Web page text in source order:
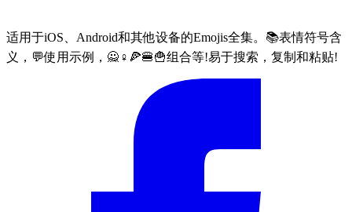
适用于iOS、Android和其他设备的Emojis全集。📚表情符号含
义，💬使用示例，🙅♀🍕🍔🍟组合等!易于搜索，复制和粘贴!